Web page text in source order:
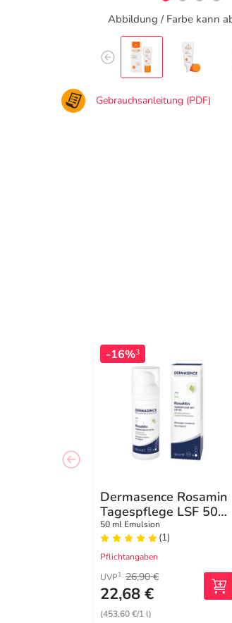
Abbildung / Farbe kann
Gebrauchsanleitung (PDF)
-16%3
Dermasence Rosamin
Tagespflege LSF 50
Emulsion
50 ml Emulsion
(1)
Pflichtangaben
UVP1 26,90 €
22,68 €
(453,60 €/1 l)